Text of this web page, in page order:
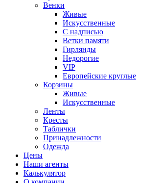
Венки
Живые
Искусственные
С надписью
Ветки памяти
Гирлянды
Недорогие
VIP
Европейские круглые
Корзины
Живые
Искусственные
Ленты
Кресты
Таблички
Принадлежности
Одежда
Цены
Наши агенты
Калькулятор